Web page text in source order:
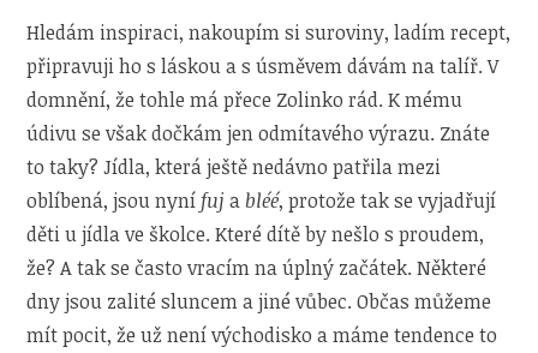
Hledám inspiraci, nakoupím si suroviny, ladím recept,
připravuji ho s láskou a s úsměvem dávám na talíř. V
domnění, že tohle má přece Zolinko rád. K mému
údivu se však dočkám jen odmítavého výrazu. Znáte
to taky? Jídla, která ještě nedávno patřila mezi
oblíbená, jsou nynífuj a bléé, protože tak se vyjadřují
děti u jídla ve školce. Které dítě by nešlo s proudem,
že? A tak se často vracím na úplný začátek. Některé
dny jsou zalité sluncem a jiné vůbec. Občas můžeme
mít pocit, že už není východisko a máme tendence to